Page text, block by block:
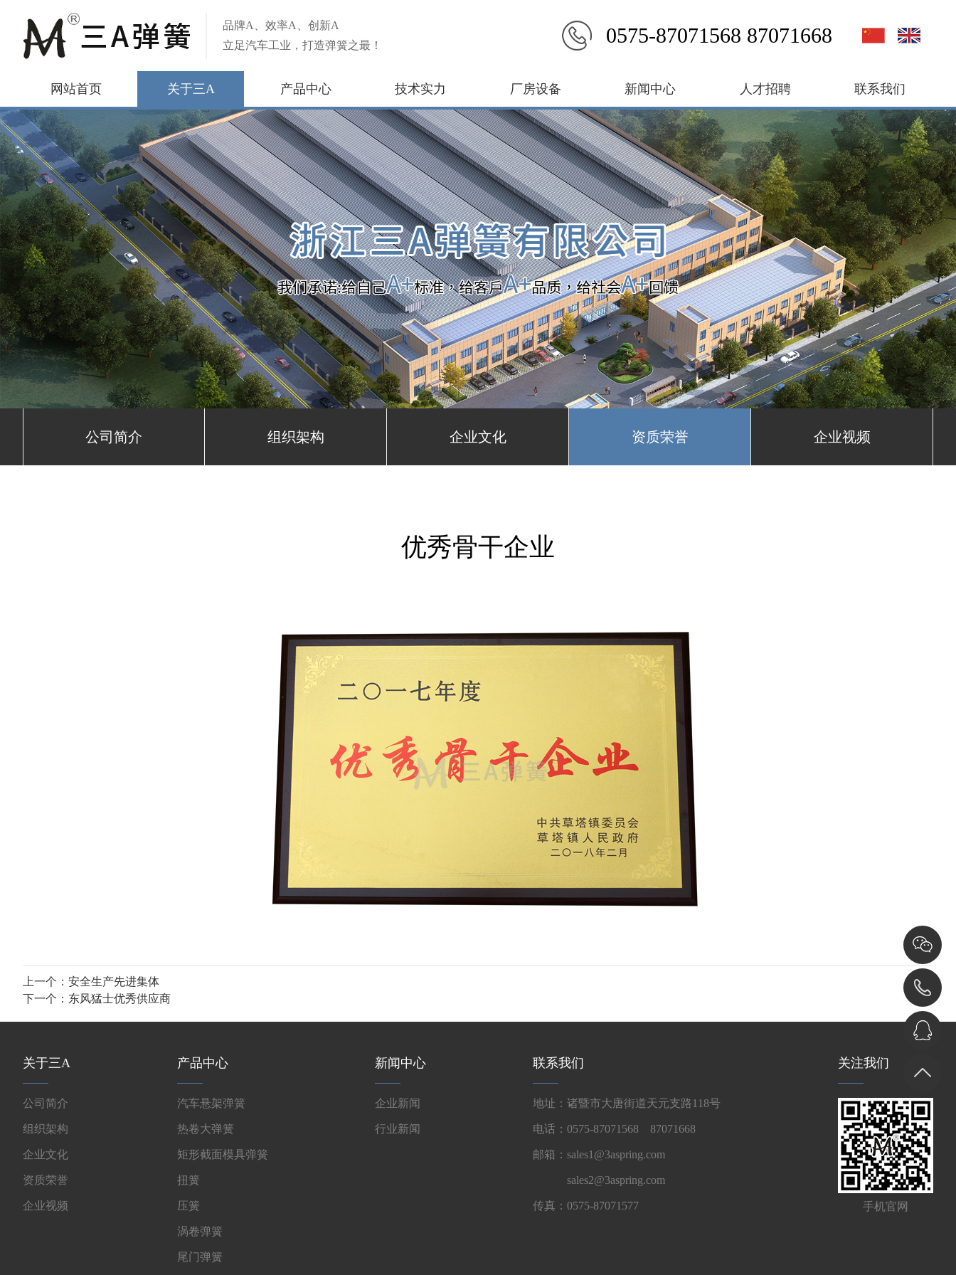
品牌A、效率A、创新A
立足汽车工业，打造弹簧之最！
0575-87071568 87071668
网站首页 关于三A 产品中心 技术实力 厂房设备 新闻中心 人才招聘 联系我们
公司简介 组织架构 企业文化 资质荣誉 企业视频
优秀骨干企业
上一个： 安全生产先进集体
下一个： 东风猛士优秀供应商
关于三A
公司简介
组织架构
企业文化
资质荣誉
企业视频
产品中心
汽车悬架弹簧
热卷大弹簧
矩形截面模具弹簧
扭簧
压簧
涡卷弹簧
尾门弹簧
新闻中心
企业新闻
行业新闻
联系我们
地址：诸暨市大唐街道天元支路118号
电话：0575-87071568 87071668
邮箱：sales1@3aspring.com
sales2@3aspring.com
传真：0575-87071577
关注我们
手机官网